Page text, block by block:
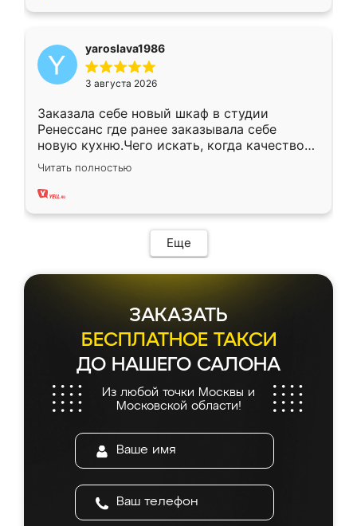
yaroslava1986
3 августа 2026
Заказала себе новый шкаф в студии
Ренессанс где ранее заказывала себе
новую кухню.Чего искать, когда качеством
вполне довольна. Служит кухня уже почти
два года, нареканий нет.
Читать полностью
Еще
ЗАКАЗАТЬ
БЕСПЛАТНОЕ ТАКСИ
ДО НАШЕГО САЛОНА
Из любой точки Москвы и
Московской области!